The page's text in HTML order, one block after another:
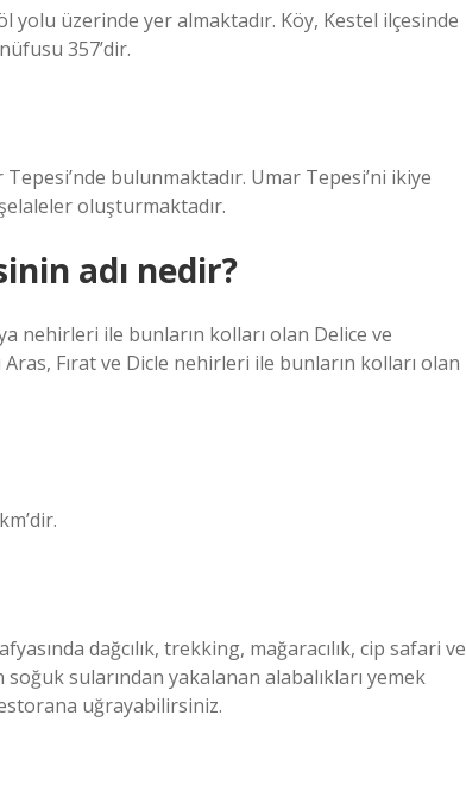
yolu üzerinde yer almaktadır. Köy, Kestel ilçesinde
357’dir.
Tepesi’nde bulunmaktadır. Umar Tepesi’ni ikiye
oluşturmaktadır.
adı nedir?
nehirleri ile bunların kolları olan Delice ve
Fırat ve Dicle nehirleri ile bunların kolları olan
dağcılık, trekking, mağaracılık, cip safari ve
sularından yakalanan alabalıkları yemek
uğrayabilirsiniz.